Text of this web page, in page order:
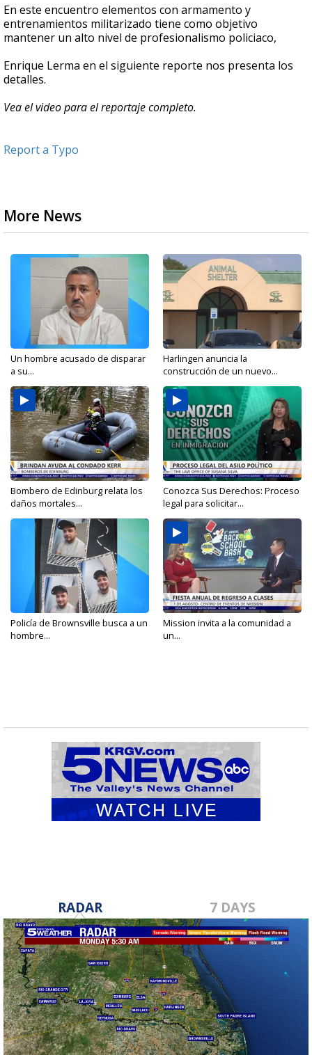
En este encuentro elementos con armamento y
entrenamientos militarizado tiene como objetivo
mantener un alto nivel de profesionalismo policiaco,
Enrique Lerma en el siguiente reporte nos presenta los
detalles.
Vea el video para el reportaje completo.
Report a Typo
More News
Un hombre acusado de disparar
a su...
Harlingen anuncia la
construcción de un nuevo...
Bombero de Edinburg relata los
daños mortales...
Conozca Sus Derechos: Proceso
legal para solicitar...
Policía de Brownsville busca a un
hombre...
Mission invita a la comunidad a
un...
RADAR 7 DAYS